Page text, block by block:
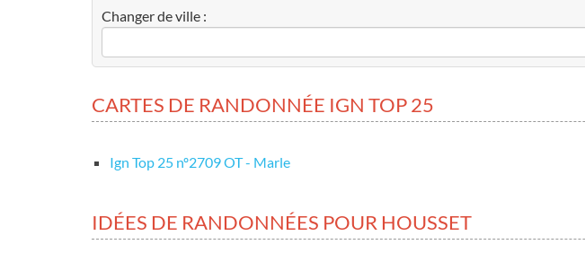
Changer de ville :
CARTES DE RANDONNÉE IGN TOP 25
Ign Top 25 nº2709 OT - Marle
IDÉES DE RANDONNÉES POUR HOUSSET